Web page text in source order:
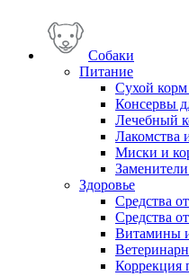
Собаки
Питание
Сухой корм
Консервы
Лечебный
Лакомства
Миски и
Здоровье
Средства
Средства
Витамины
Коррекция